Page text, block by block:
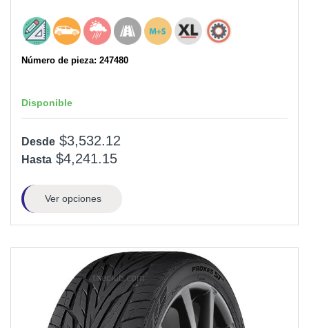
Número de pieza: 247480
Disponible
Desde $3,532.12
Hasta $4,241.15
Ver opciones